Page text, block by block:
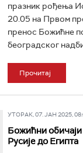
празник рођења
20.05 на Првом
пренос Божићне
београдског
Прочитај
УТОРАК, 07. ЈАН 2025,
Божићни
Русије до Египта